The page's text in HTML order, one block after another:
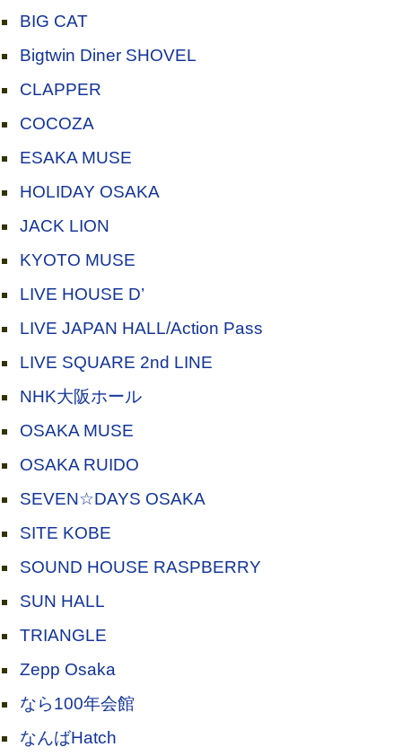
BIG CAT
Bigtwin Diner SHOVEL
CLAPPER
COCOZA
ESAKA MUSE
HOLIDAY OSAKA
JACK LION
KYOTO MUSE
LIVE HOUSE D’
LIVE JAPAN HALL/Action Pass
LIVE SQUARE 2nd LINE
NHK大阪ホール
OSAKA MUSE
OSAKA RUIDO
SEVEN☆DAYS OSAKA
SITE KOBE
SOUND HOUSE RASPBERRY
SUN HALL
TRIANGLE
Zepp Osaka
なら100年会館
なんばHatch